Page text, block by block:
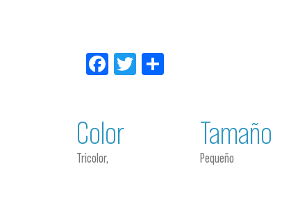
Facebook
Twitter
Color
Tricolor,
Tamaño
Pequeño